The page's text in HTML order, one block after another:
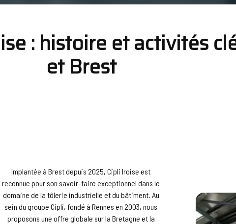
: histoire et activités
et Brest
Implantée à Brest depuis 2025, Cipli Iroise est
reconnue pour son savoir-faire exceptionnel dans le
domaine de la tôlerie industrielle et du bâtiment. Au
sein du groupe Cipli, fondé à Rennes en 2003, nous
proposons une offre globale sur la Bretagne et la